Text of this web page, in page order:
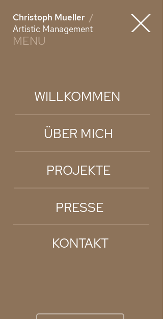
Christoph Mueller /
Artistic Management
MENU
WILLKOMMEN
ÜBER MICH
PROJEKTE
PRESSE
KONTAKT